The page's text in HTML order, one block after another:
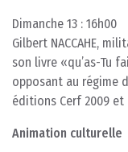
Dimanche 13 : 16h00
Gilbert NACCAHE,
son livre «qu’as-Tu
opposant au régime
éditions Cerf 2009 et
Animation culturelle